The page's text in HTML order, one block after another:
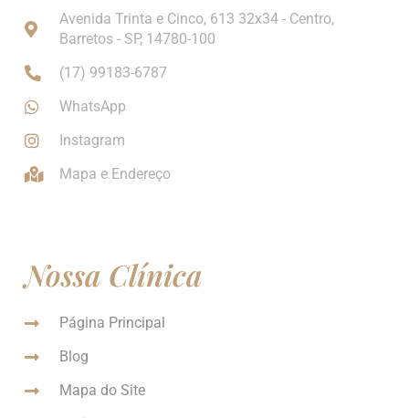
Avenida Trinta e Cinco, 613 32x34 - Centro,
Barretos - SP, 14780-100
(17) 99183-6787
WhatsApp
Instagram
Mapa e Endereço
Nossa Clínica
Página Principal
Blog
Mapa do Site